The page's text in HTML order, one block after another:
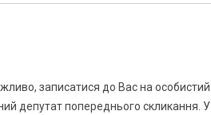
записатися до Вас на
депутат попереднього скликання.